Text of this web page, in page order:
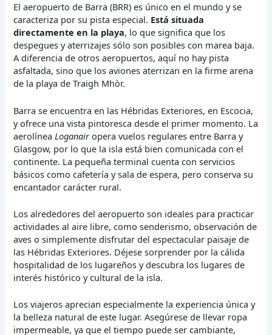
El aeropuerto de Barra (BRR) es único en el mundo y se
caracteriza por su pista especial. Está situada
directamente en la playa, lo que significa que los
despegues y aterrizajes sólo son posibles con marea baja.
A diferencia de otros aeropuertos, aquí no hay pista
asfaltada, sino que los aviones aterrizan en la firme arena
de la playa de Traigh Mhòr.
Barra se encuentra en las Hébridas Exteriores, en Escocia,
y ofrece una vista pintoresca desde el primer momento. La
aerolínea Loganairopera vuelos regulares entre Barra y
Glasgow, por lo que la isla está bien comunicada con el
continente. La pequeña terminal cuenta con servicios
básicos como cafetería y sala de espera, pero conserva su
encantador carácter rural.
Los alrededores del aeropuerto son ideales para practicar
actividades al aire libre, como senderismo, observación de
aves o simplemente disfrutar del espectacular paisaje de
las Hébridas Exteriores. Déjese sorprender por la cálida
hospitalidad de los lugareños y descubra los lugares de
interés histórico y cultural de la isla.
Los viajeros aprecian especialmente la experiencia única y
la belleza natural de este lugar. Asegúrese de llevar ropa
impermeable, ya que el tiempo puede ser cambiante,